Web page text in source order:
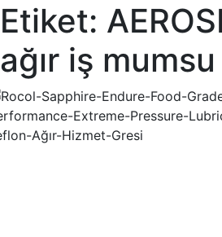
Etiket:
ağır iş